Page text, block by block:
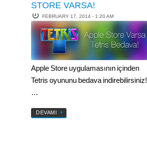
STORE VARSA!
FEBRUARY 17, 2014 - 1:20 AM
Apple Store uygulamasının içinden
Tetris oyununu bedava indirebilirsiniz!
…
DEVAMI